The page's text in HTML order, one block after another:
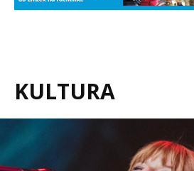
KULTURA